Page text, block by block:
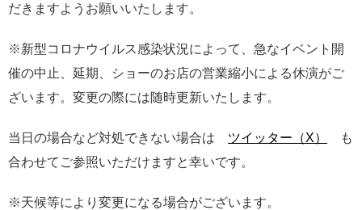
だきますようお願いいたします。
※新型コロナウイルス感染状況によって、急なイベント開
催の中止、延期、ショーのお店の営業縮小による休演がご
ざいます。変更の際には随時更新いたします。
当日の場合など対処できない場合は ツイッター（X）
も
合わせてご参照いただけますと幸いです。
※天候等により変更になる場合がございます。